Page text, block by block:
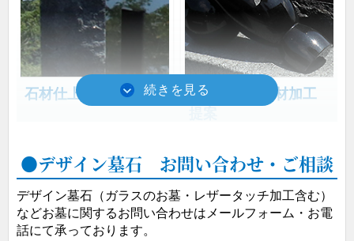
み上げていきます）
防滑対策などをご提案し
ます。
墓所機能の提案
石材仕上げ提案
デザイン・石材加工
Ｃ D
デザイン墓石 お問い合わせ・ご相談
デザイン墓石（ガラスのお墓・レザータッチ加工含む）
などお墓に関するお問い合わせはメールフォーム・お電
話にて承っております。